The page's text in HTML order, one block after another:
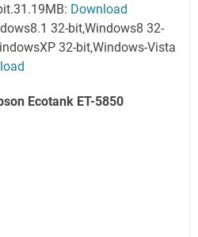
Download
32-bit,Windows8 32-
32-bit,Windows-Vista
Ecotank ET-5850